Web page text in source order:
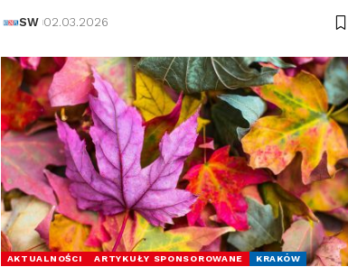
SW 02.03.2026
AKTUALNOŚCI ARTYKUŁY SPONSOROWANE KRAKÓW